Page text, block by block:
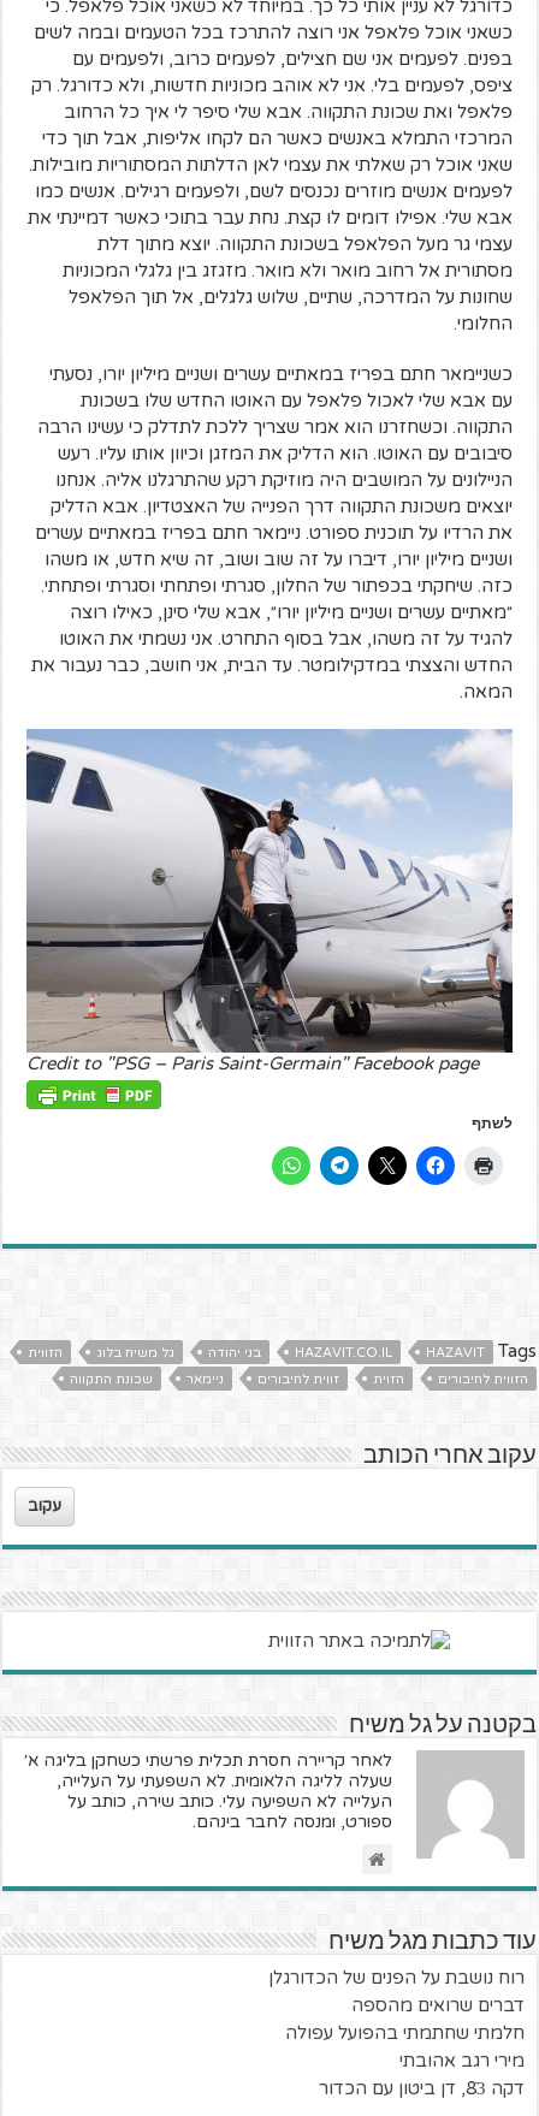
כדורגל לא עניין אותי כל כך. במיוחד לא כשאני אוכל פלאפל. כי
כשאני אוכל פלאפל אני רוצה להתרכז בכל הטעמים ובמה לשים
בפנים. לפעמים אני שם חצילים, לפעמים כרוב, ולפעמים עם
ציפס, לפעמים בלי. אני לא אוהב מכוניות חדשות, ולא כדורגל. רק
פלאפל ואת שכונת התקווה. אבא שלי סיפר לי איך כל הרחוב
המרכזי התמלא באנשים כאשר הם לקחו אליפות, אבל תוך כדי
שאני אוכל רק שאלתי את עצמי לאן הדלתות המסתוריות מובילות.
לפעמים אנשים מוזרים נכנסים לשם, ולפעמים רגילים. אנשים כמו
אבא שלי. אפילו דומים לו קצת. נחת עבר בתוכי כאשר דמיינתי את
עצמי גר מעל הפלאפל בשכונת התקווה. יוצא מתוך דלת
מסתורית אל רחוב מואר ולא מואר. מזגזג בין גלגלי המכוניות
שחונות על המדרכה, שתיים, שלוש גלגלים, אל תוך הפלאפל
החלומי.
כשניימאר חתם בפריז במאתיים עשרים ושניים מיליון יורו, נסעתי
עם אבא שלי לאכול פלאפל עם האוטו החדש שלו בשכונת
התקווה. וכשחזרנו הוא אמר שצריך ללכת לתדלק כי עשינו הרבה
סיבובים עם האוטו. הוא הדליק את המזגן וכיוון אותו עליו. רעש
הניילונים על המושבים היה מוזיקת רקע שהתרגלנו אליה. אנחנו
יוצאים משכונת התקווה דרך הפנייה של האצטדיון. אבא הדליק
את הרדיו על תוכנית ספורט. ניימאר חתם בפריז במאתיים עשרים
ושניים מיליון יורו, דיברו על זה שוב ושוב, זה שיא חדש, או משהו
כזה. שיחקתי בכפתור של החלון, סגרתי ופתחתי וסגרתי ופתחתי.
״מאתיים עשרים ושניים מיליון יורו״, אבא שלי סינן, כאילו רוצה
להגיד על זה משהו, אבל בסוף התחרט. אני נשמתי את האוטו
החדש והצצתי במדקילומטר. עד הבית, אני חושב, כבר נעבור את
המאה.
Credit to "PSG – Paris Saint-Germain" Facebook page
לשתף
Tags
HAZAVIT
HAZAVIT.CO.IL בני יהודה גל משיח בלוג
הזווית
הזווית לחיבורים
הזוית זווית לחיבורים ניימאר שכונת התקווה
עקוב אחרי הכותב
עקוב
בקטנה על גל משיח
לאחר קריירה חסרת תכלית פרשתי כשחקן בליגה א׳
שעלה לליגה הלאומית. לא השפעתי על העלייה,
העלייה לא השפיעה עלי. כותב שירה, כותב על
ספורט, ומנסה לחבר בינהם.
עוד כתבות מגל משיח
רוח נושבת על הפנים של הכדורגלן
דברים שרואים מהספה
חלמתי שחתמתי בהפועל עפולה
מירי רגב אהובתי
דקה 83ֿ, דן ביטון עם הכדור